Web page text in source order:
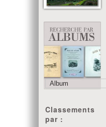
Classements
par :